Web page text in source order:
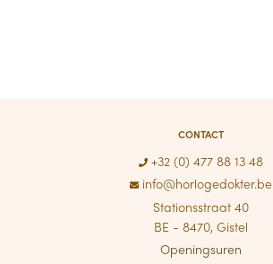
CONTACT
+32 (0) 477 88 13 48
info@horlogedokter.be
Stationsstraat 40
BE - 8470, Gistel
Openingsuren